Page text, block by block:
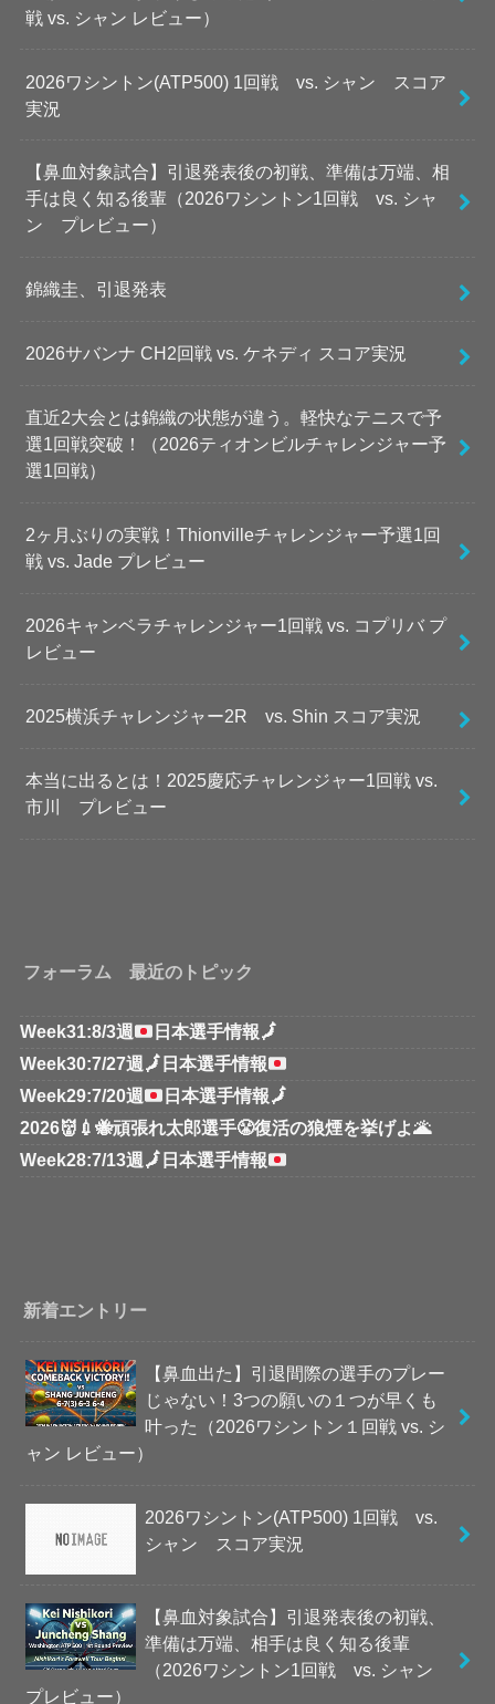
戦 vs. シャン レビュー）
2026ワシントン(ATP500) 1回戦 vs. シャン スコア
実況
【鼻血対象試合】引退発表後の初戦、準備は万端、相
手は良く知る後輩（2026ワシントン1回戦 vs. シャ
ン プレビュー）
錦織圭、引退発表
2026サバンナ CH2回戦 vs. ケネディ スコア実況
直近2大会とは錦織の状態が違う。軽快なテニスで予
選1回戦突破！（2026ティオンビルチャレンジャー予
選1回戦）
2ヶ月ぶりの実戦！Thionvilleチャレンジャー予選1回
戦 vs. Jade プレビュー
2026キャンベラチャレンジャー1回戦 vs. コプリバ プ
レビュー
2025横浜チャレンジャー2R vs. Shin スコア実況
本当に出るとは！2025慶応チャレンジャー1回戦 vs.
市川 プレビュー
フォーラム 最近のトピック
Week31:8/3週 日本選手情報🗾
Week30:7/27週🗾 日本選手情報
Week29:7/20週
日本選手情報🗾
2026👹💉🐝頑張れ太郎選手😤復活の狼煙を挙げよ🌋
Week28:7/13週🗾 日本選手情報
新着エントリー
【鼻血出た】引退間際の選手のプレー
じゃない！3つの願いの１つが早くも
叶った（2026ワシントン１回戦 vs. シ
ャン レビュー）
2026ワシントン(ATP500) 1回戦 vs.
シャン スコア実況
【鼻血対象試合】引退発表後の初戦、
準備は万端、相手は良く知る後輩
（2026ワシントン1回戦 vs. シャン
プレビュー）